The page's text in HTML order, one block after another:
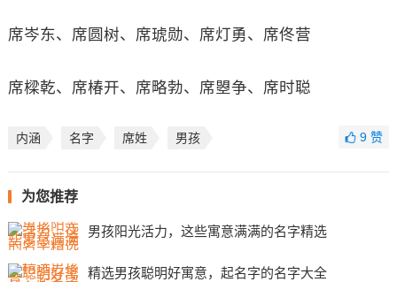
席岑东、席圆树、席琥勋、席灯勇、席佟营
席樑乾、席椿开、席略勃、席曌争、席时聪
内涵 名字 席姓 男孩 9赞
为您推荐
男孩阳光活力，这些寓意满满的名字精选
精选男孩聪明好寓意，起名字的名字大全